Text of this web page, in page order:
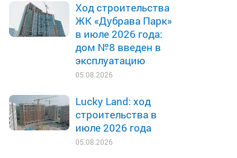
Ход строительства
ЖК «Дубрава Парк»
в июле 2026 года:
дом №8 введен в
эксплуатацию
05.08.2026
Lucky Land: ход
строительства в
июле 2026 года
05.08.2026